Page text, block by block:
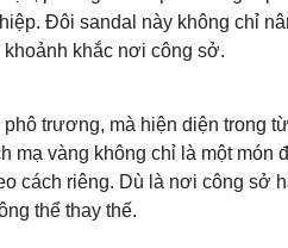
Đôi sandal này không chỉ
khắc nơi công sở.
trương, mà hiện diện trong
mạ vàng không chỉ là một món
cách riêng. Dù là nơi công sở
thể thay thế.